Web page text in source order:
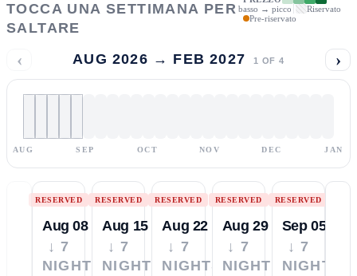
TOCCA UNA SETTIMANA PER
SALTARE
basso → picco
Riservato
Pre-riservato
‹ AUG 2026 → FEB 2027 1 OF 4 ›
AUG SEP OCT NOV DEC JAN
RESERVED
Aug 08
↓ 7
NIGHTS
RESERVED
Aug 15
↓ 7
NIGHTS
RESERVED
Aug 22
↓ 7
NIGHTS
RESERVED
Aug 29
↓ 7
NIGHTS
RESERVED
Sep 05
↓ 7
NIGHTS